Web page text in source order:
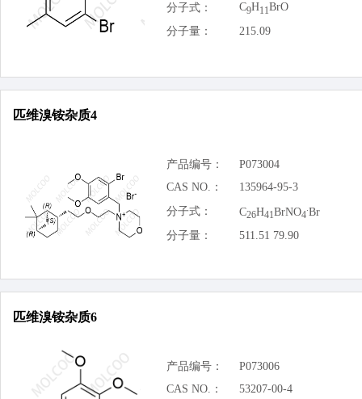
分子式：
C9H11BrO
分子量：
215.09
匹维溴铵杂质4
产品编号：
P073004
CAS NO.：
135964-95-3
分子式：
C26H41BrNO4
.Br
分子量：
511.51 79.90
匹维溴铵杂质6
产品编号：
P073006
CAS NO.：
53207-00-4